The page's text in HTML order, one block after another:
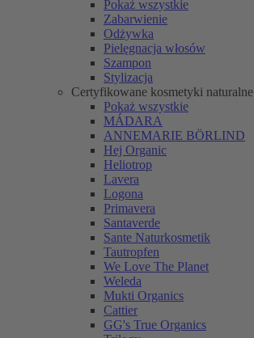
Pokaż wszystkie
Zabarwienie
Odżywka
Pielęgnacja włosów
Szampon
Stylizacja
Certyfikowane kosmetyki naturalne
Pokaż wszystkie
MÁDARA
ANNEMARIE BÖRLIND
Hej Organic
Heliotrop
Lavera
Logona
Primavera
Santaverde
Sante Naturkosmetik
Tautropfen
We Love The Planet
Weleda
Mukti Organics
Cattier
GG's True Organics